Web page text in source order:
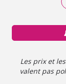
Les prix et
valent pas